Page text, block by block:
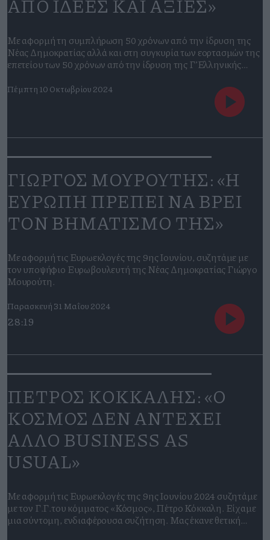
ΑΠΟ ΙΔΕΕΣ ΚΑΙ ΑΞΙΕΣ»
Με αφορμή τη συμπλήρωση 50 χρόνων από την ίδρυση της
Νέας Δημοκρατίας αλλά και στη συγκυρία των εορτασμών της
επετείου των 50 χρόνων από την ίδρυση της Γ’Ελληνικής
Κωνσταντίνο Καραμανλή, ένα πολιτικό που με τις ιστορικές
του επιλογές σφράγισε τόσο τη Μεταπολεμική όσο και την
Πέμπτη 10 Οκτωβρίου 2024
ΓΙΩΡΓΟΣ ΜΟΥΡΟΥΤΗΣ: «Η
ΕΥΡΩΠΗ ΠΡΕΠΕΙ ΝΑ ΒΡΕΙ
ΤΟΝ ΒΗΜΑΤΙΣΜΟ ΤΗΣ»
Με αφορμή τις Ευρωεκλογές της 9ης Ιουνίου, συζητάμε με
τον υποψήφιο Ευρωβουλευτή της Νέας Δημοκρατίας Γιώργο
Μουρούτη.
Παρασκευή 31 Μαΐου 2024
28:19
ΠΕΤΡΟΣ ΚΟΚΚΑΛΗΣ: «Ο
ΚΟΣΜΟΣ ΔΕΝ ΑΝΤΕΧΕΙ
ΑΛΛΟ BUSINESS AS
USUAL»
Με αφορμή τις Ευρωεκλογές της 9ης Ιουνίου 2024 συζητάμε
με τον Γ.Γ.του κόμματος «Κόσμος», Πέτρο Κόκκαλη. Είχαμε
μια σύντομη, ενδιαφέρουσα συζήτηση. Μας έκανε θετική